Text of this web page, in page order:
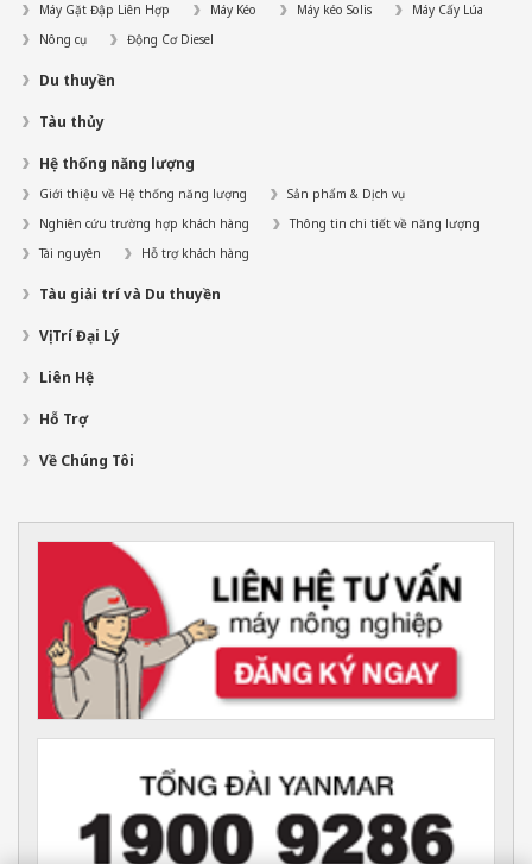
Máy Gặt Đập Liên Hợp Máy Kéo Máy kéo Solis
Máy Cấy Lúa
Nông cụ
Động Cơ Diesel
Du thuyền
Tàu thủy
Hệ thống năng lượng
Giới thiệu về Hệ thống năng lượng
Sản phẩm & Dịch vụ
Nghiên cứu trường hợp khách hàng
Thông tin chi tiết về năng lượng
Tài nguyên
Hỗ trợ khách hàng
Tàu giải trí và Du thuyền
Vị Trí Đại Lý
Liên Hệ
Hỗ Trợ
Về Chúng Tôi